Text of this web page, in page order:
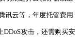
讯云等，年度托管费用
DDoS攻击，还需购买安